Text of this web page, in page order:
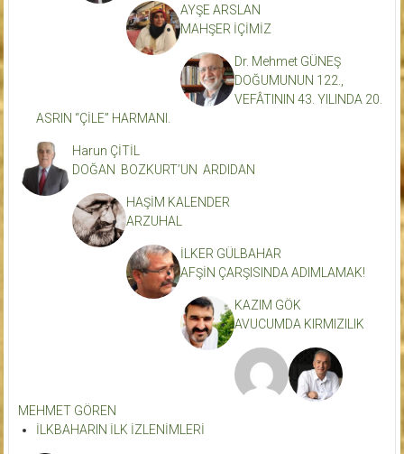
AYŞE ARSLAN
MAHŞER İÇİMİZ
Dr. Mehmet GÜNEŞ
DOĞUMUNUN 122.,
VEFÂTININ 43. YILINDA 20.
ASRIN “ÇİLE” HARMANI.
Harun ÇİTİL
DOĞAN BOZKURT’UN ARDIDAN
HAŞİM KALENDER
ARZUHAL
İLKER GÜLBAHAR
AFŞİN ÇARŞISINDA ADIMLAMAK!
KAZIM GÖK
AVUCUMDA KIRMIZILIK
MEHMET GÖREN
İLKBAHARIN İLK İZLENİMLERİ